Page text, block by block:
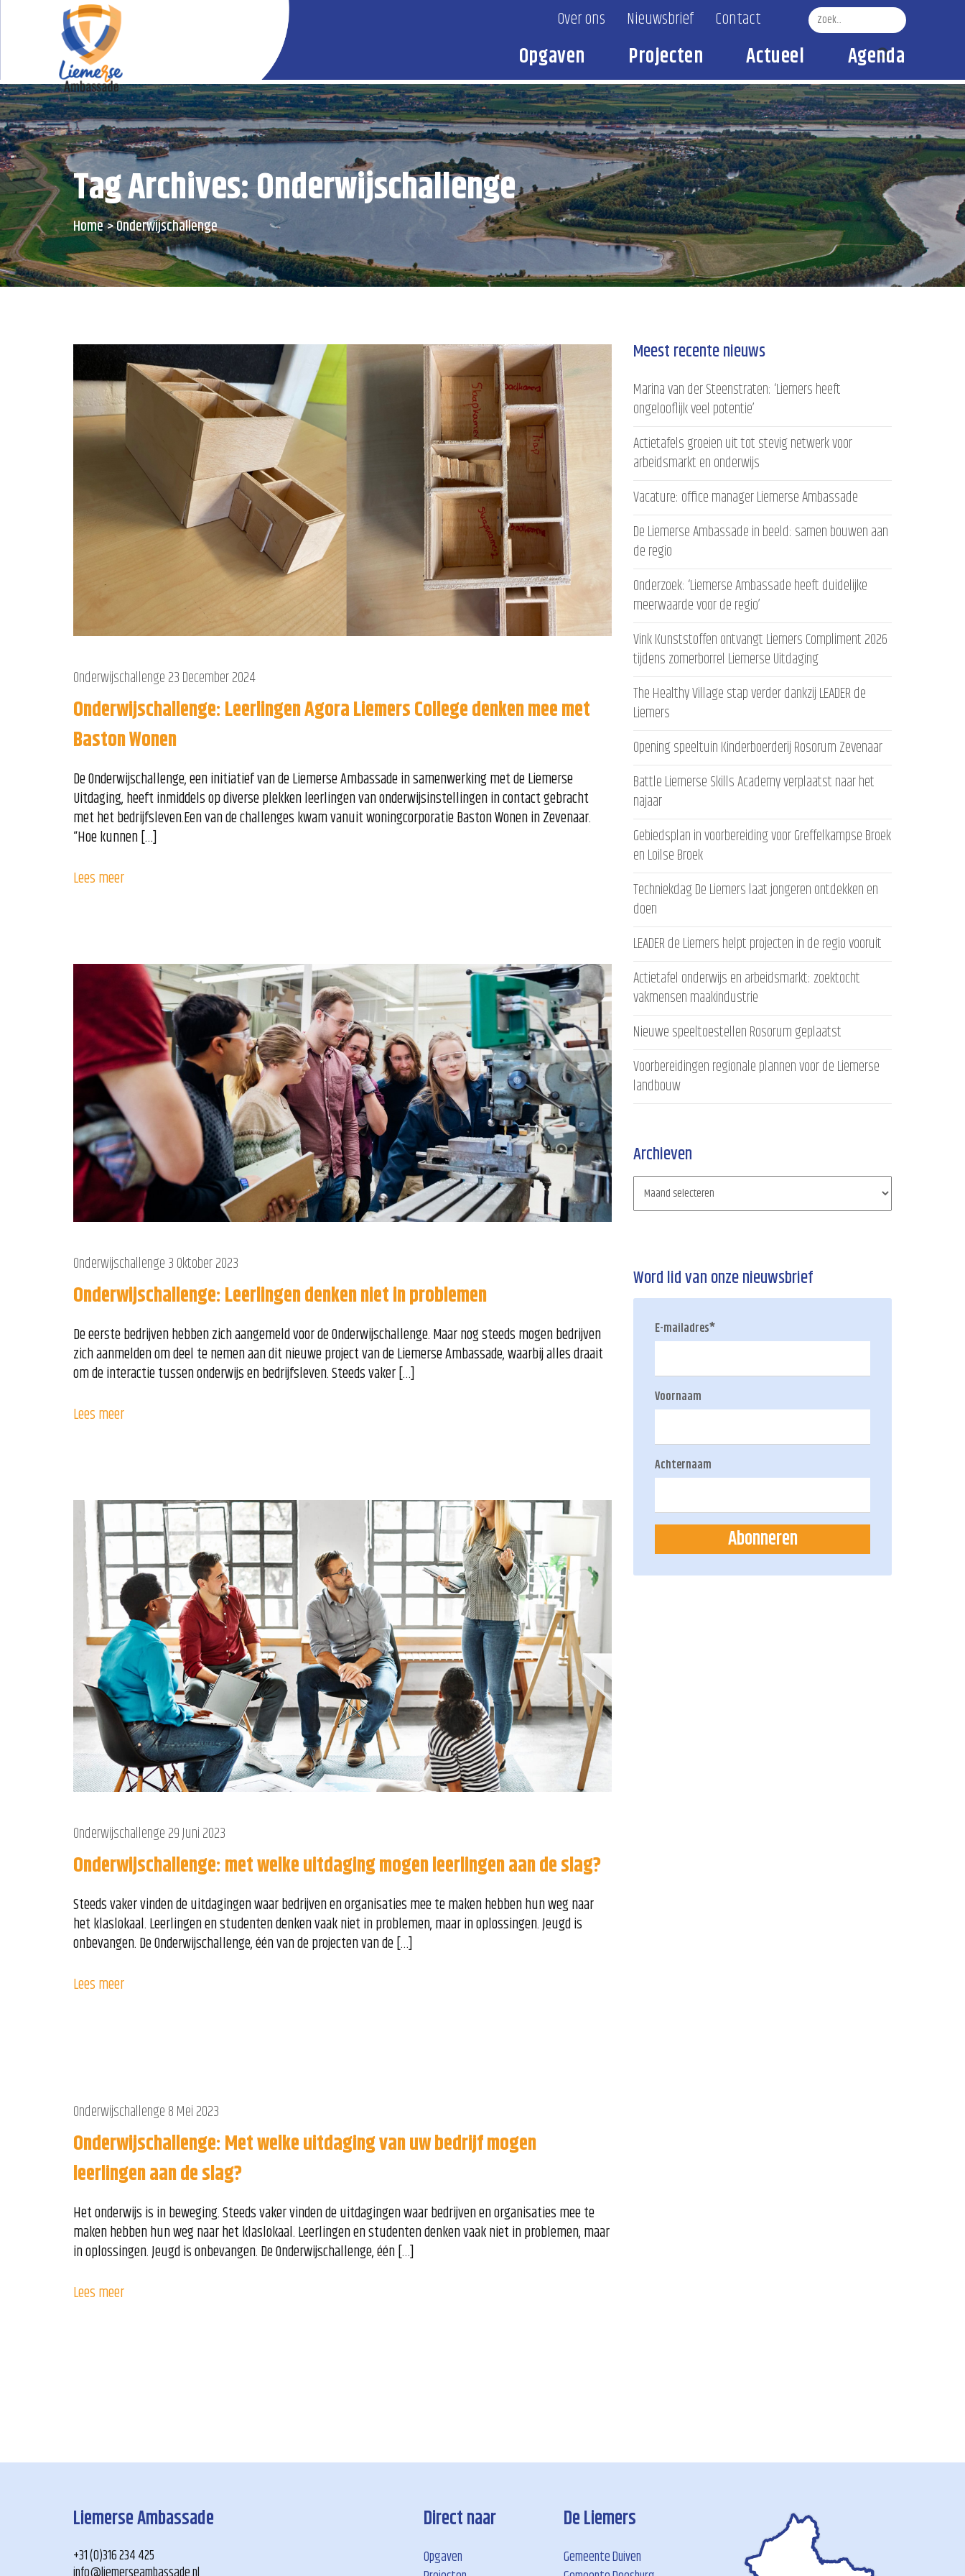
Over ons Nieuwsbrief Contact
Zoek
Opgaven Projecten Actueel Agenda
Tag Archives: Onderwijschallenge
Home Onderwijschallenge
Onderwijschallenge23 December 2024
Onderwijschallenge: Leerlingen Agora Liemers College denken mee met
Baston Wonen
De Onderwijschallenge, een initiatief van de Liemerse Ambassade in samenwerking met de Liemerse
Uitdaging, heeft inmiddels op diverse plekken leerlingen van onderwijsinstellingen in contact gebracht
met het bedrijfsleven.Een van de challenges kwam vanuit woningcorporatie Baston Wonen in Zevenaar.
“Hoe kunnen […]
Lees meer
Onderwijschallenge3 Oktober 2023
Onderwijschallenge: Leerlingen denken niet in problemen
De eerste bedrijven hebben zich aangemeld voor de Onderwijschallenge. Maar nog steeds mogen bedrijven
zich aanmelden om deel te nemen aan dit nieuwe project van de Liemerse Ambassade, waarbij alles draait
om de interactie tussen onderwijs en bedrijfsleven. Steeds vaker […]
Lees meer
Onderwijschallenge29 Juni 2023
Onderwijschallenge: met welke uitdaging mogen leerlingen aan de slag?
Steeds vaker vinden de uitdagingen waar bedrijven en organisaties mee te maken hebben hun weg naar
het klaslokaal. Leerlingen en studenten denken vaak niet in problemen, maar in oplossingen. Jeugd is
onbevangen. De Onderwijschallenge, één van de projecten van de […]
Lees meer
Onderwijschallenge8 Mei 2023
Onderwijschallenge: Met welke uitdaging van uw bedrijf mogen
leerlingen aan de slag?
Het onderwijs is in beweging. Steeds vaker vinden de uitdagingen waar bedrijven en organisaties mee te
maken hebben hun weg naar het klaslokaal. Leerlingen en studenten denken vaak niet in problemen, maar
in oplossingen. Jeugd is onbevangen. De Onderwijschallenge, één […]
Lees meer
Meest recente nieuws
Marina van der Steenstraten: ‘Liemers heeft
ongelooflijk veel potentie’
Actietafels groeien uit tot stevig netwerk voor
arbeidsmarkt en onderwijs
Vacature: office manager Liemerse Ambassade
De Liemerse Ambassade in beeld: samen bouwen aan
de regio
Onderzoek: ‘Liemerse Ambassade heeft duidelijke
meerwaarde voor de regio’
Vink Kunststoffen ontvangt Liemers Compliment 2026
tijdens zomerborrel Liemerse Uitdaging
The Healthy Village stap verder dankzij LEADER de
Liemers
Opening speeltuin Kinderboerderij Rosorum Zevenaar
Battle Liemerse Skills Academy verplaatst naar het
najaar
Gebiedsplan in voorbereiding voor Greffelkampse Broek
en Loilse Broek
Techniekdag De Liemers laat jongeren ontdekken en
doen
LEADER de Liemers helpt projecten in de regio vooruit
Actietafel onderwijs en arbeidsmarkt: zoektocht
vakmensen maakindustrie
Nieuwe speeltoestellen Rosorum geplaatst
Voorbereidingen regionale plannen voor de Liemerse
landbouw
Archieven
Word lid van onze nieuwsbrief
E-mailadres*
Voornaam
Achternaam
Abonneren
Liemerse Ambassade
+31 (0)316 234 425
Direct naar
Opgaven
De Liemers
Gemeente Duiven